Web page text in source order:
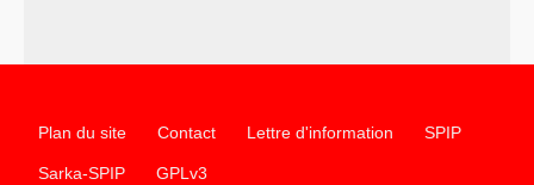
Plan du site Contact Lettre d'information SPIP
Sarka-SPIP GPLv3